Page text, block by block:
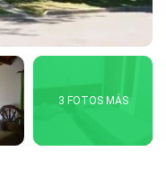
3 FOTOS MÁS